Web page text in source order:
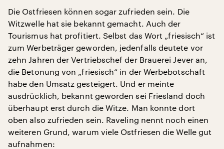
Die Ostfriesen können sogar zufrieden sein. Die
Witzwelle hat sie bekannt gemacht. Auch der
Tourismus hat profitiert. Selbst das Wort „friesisch“ ist
zum Werbeträger geworden, jedenfalls deutete vor
zehn Jahren der Vertriebschef der Brauerei Jever an,
die Betonung von „friesisch“ in der Werbebotschaft
habe den Umsatz gesteigert. Und er meinte
ausdrücklich, bekannt geworden sei Friesland doch
überhaupt erst durch die Witze. Man konnte dort
oben also zufrieden sein. Raveling nennt noch einen
weiteren Grund, warum viele Ostfriesen die Welle gut
aufnahmen: